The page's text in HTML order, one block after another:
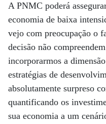
A PNMC poderá
economia de baixa
vejo com preocupação o
decisão não
incorporarmos a
estratégias de
absolutamente surpreso
quantificando os
sua economia a um